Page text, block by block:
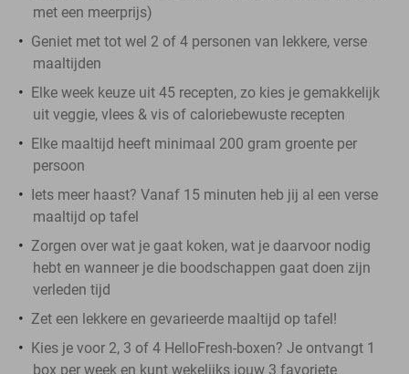
met een meerprijs)
Geniet met tot wel 2 of 4 personen van lekkere, verse
maaltijden
Elke week keuze uit 45 recepten, zo kies je gemakkelijk
uit veggie, vlees & vis of caloriebewuste recepten
Elke maaltijd heeft minimaal 200 gram groente per
persoon
Iets meer haast? Vanaf 15 minuten heb jij al een verse
maaltijd op tafel
Zorgen over wat je gaat koken, wat je daarvoor nodig
hebt en wanneer je die boodschappen gaat doen zijn
verleden tijd
Zet een lekkere en gevarieerde maaltijd op tafel!
Kies je voor 2, 3 of 4 HelloFresh-boxen? Je ontvangt 1
box per week en kunt wekelijks jouw 3 favoriete